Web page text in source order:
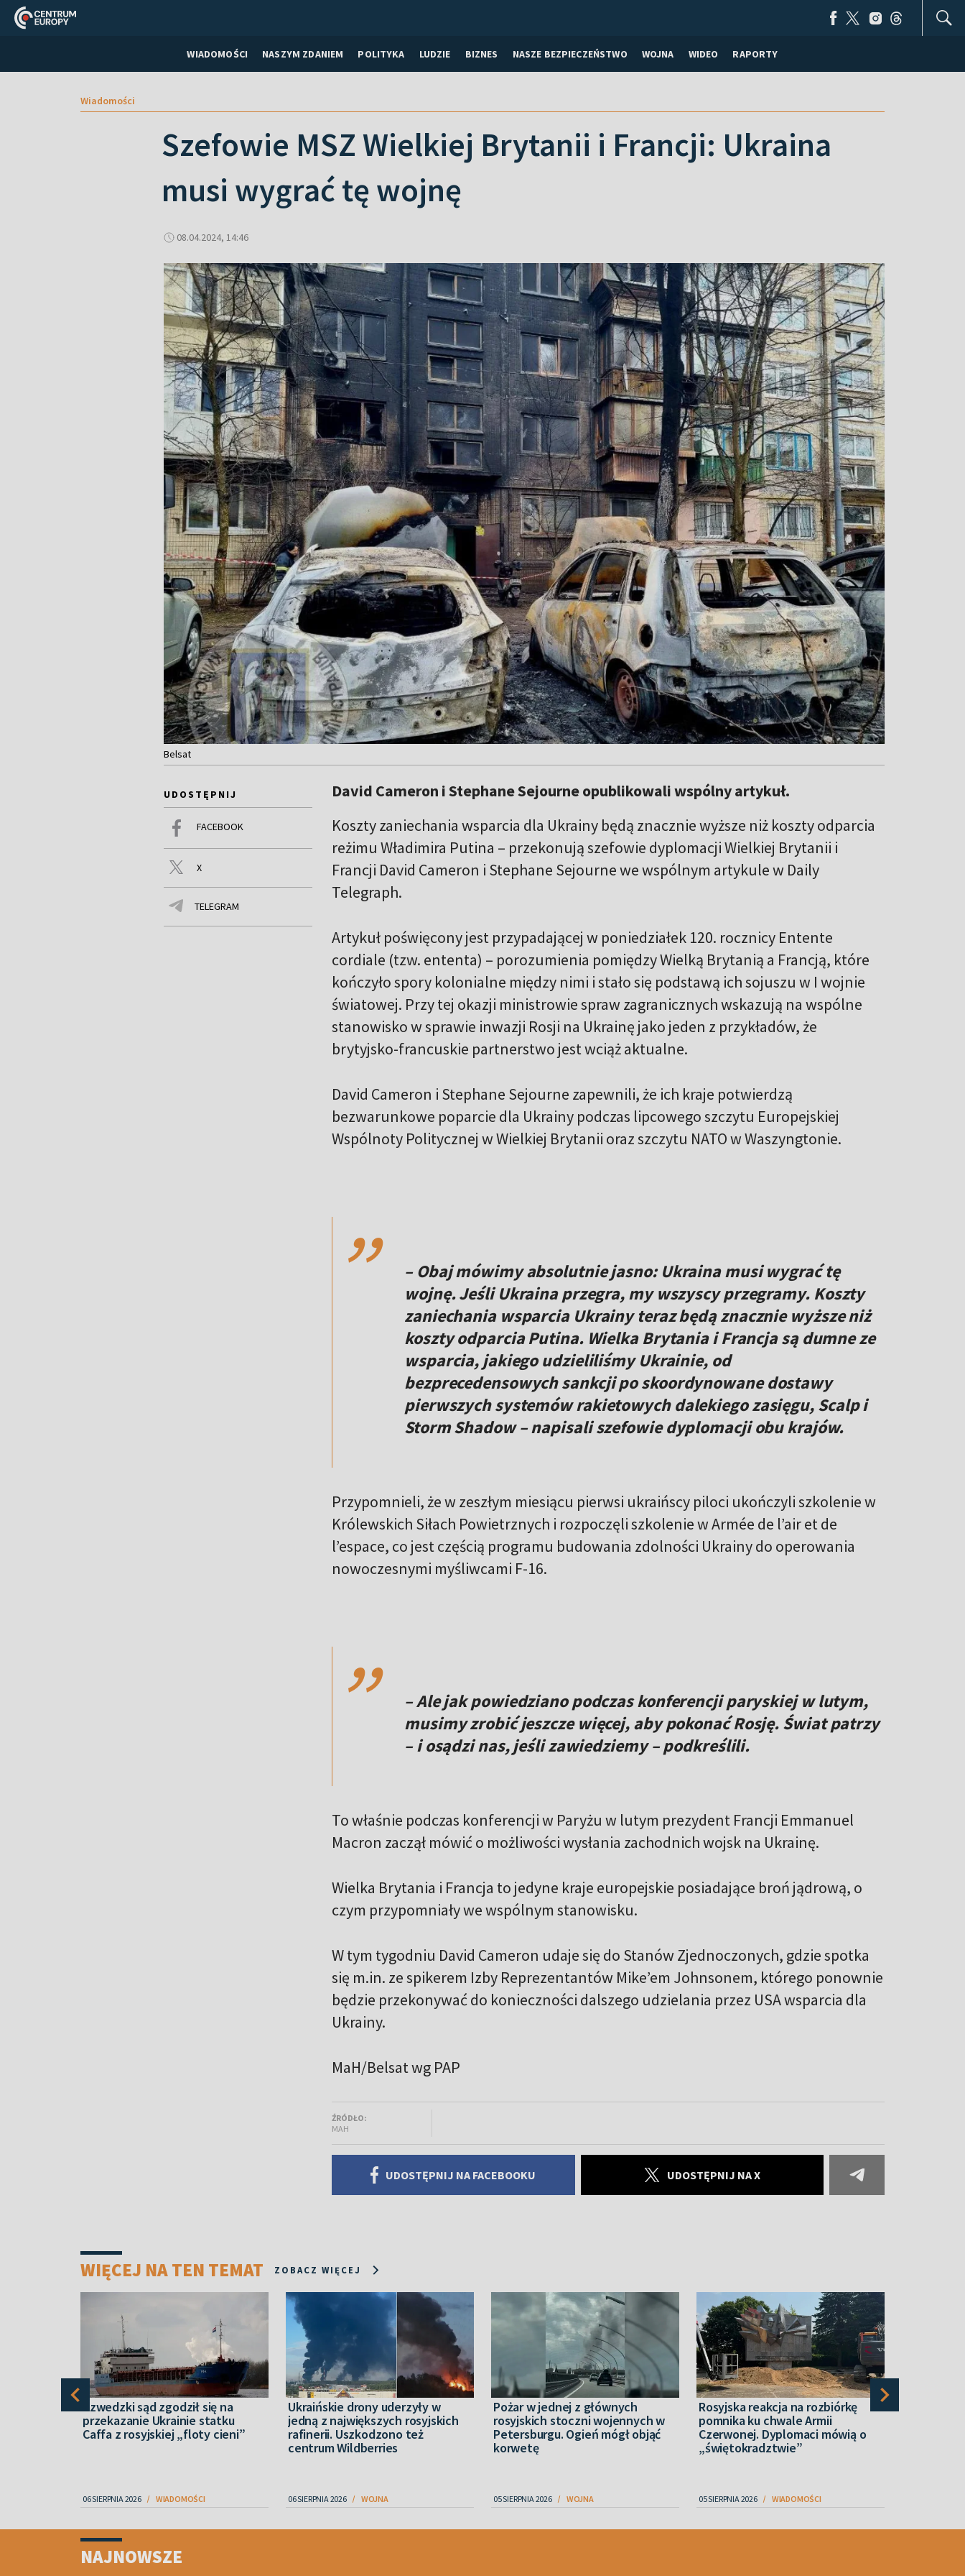
WIADOMOŚCI NASZYM ZDANIEM POLITYKA LUDZIE BIZNES NASZE BEZPIECZEŃSTWO WOJNA WIDEO RAPORTY
Wiadomości
Szefowie MSZ Wielkiej Brytanii i Francji: Ukraina
musi wygrać tę wojnę
08.04.2024, 14:46
Belsat
UDOSTĘPNIJ
FACEBOOK
X
TELEGRAM
David Cameron i Stephane Sejourne opublikowali wspólny artykuł.
Koszty zaniechania wsparcia dla Ukrainy będą znacznie wyższe niż koszty odparcia
reżimu Władimira Putina – przekonują szefowie dyplomacji Wielkiej Brytanii i
Francji David Cameron i Stephane Sejourne we wspólnym artykule w Daily
Telegraph.
Artykuł poświęcony jest przypadającej w poniedziałek 120. rocznicy Entente
cordiale (tzw. ententa) – porozumienia pomiędzy Wielką Brytanią a Francją, które
kończyło spory kolonialne między nimi i stało się podstawą ich sojuszu w I wojnie
światowej. Przy tej okazji ministrowie spraw zagranicznych wskazują na wspólne
stanowisko w sprawie inwazji Rosji na Ukrainę jako jeden z przykładów, że
brytyjsko-francuskie partnerstwo jest wciąż aktualne.
David Cameron i Stephane Sejourne zapewnili, że ich kraje potwierdzą
bezwarunkowe poparcie dla Ukrainy podczas lipcowego szczytu Europejskiej
Wspólnoty Politycznej w Wielkiej Brytanii oraz szczytu NATO w Waszyngtonie.
,,
– Obaj mówimy absolutnie jasno: Ukraina musi wygrać tę
wojnę. Jeśli Ukraina przegra, my wszyscy przegramy. Koszty
zaniechania wsparcia Ukrainy teraz będą znacznie wyższe niż
koszty odparcia Putina. Wielka Brytania i Francja są dumne ze
wsparcia, jakiego udzieliliśmy Ukrainie, od
bezprecedensowych sankcji po skoordynowane dostawy
pierwszych systemów rakietowych dalekiego zasięgu, Scalp i
Storm Shadow – napisali szefowie dyplomacji obu krajów.
Przypomnieli, że w zeszłym miesiącu pierwsi ukraińscy piloci ukończyli szkolenie w
Królewskich Siłach Powietrznych i rozpoczęli szkolenie w Armée de l’air et de
l’espace, co jest częścią programu budowania zdolności Ukrainy do operowania
nowoczesnymi myśliwcami F-16.
,,
– Ale jak powiedziano podczas konferencji paryskiej w lutym,
musimy zrobić jeszcze więcej, aby pokonać Rosję. Świat patrzy
– i osądzi nas, jeśli zawiedziemy – podkreślili.
To właśnie podczas konferencji w Paryżu w lutym prezydent Francji Emmanuel
Macron zaczął mówić o możliwości wysłania zachodnich wojsk na Ukrainę.
Wielka Brytania i Francja to jedyne kraje europejskie posiadające broń jądrową, o
czym przypomniały we wspólnym stanowisku.
W tym tygodniu David Cameron udaje się do Stanów Zjednoczonych, gdzie spotka
się m.in. ze spikerem Izby Reprezentantów Mike’em Johnsonem, którego ponownie
będzie przekonywać do konieczności dalszego udzielania przez USA wsparcia dla
Ukrainy.
MaH/Belsat wg PAP
ŹRÓDŁO:
MAH
UDOSTĘPNIJ NA FACEBOOKU UDOSTĘPNIJ NA X
WIĘCEJ NA TEN TEMAT ZOBACZ WIĘCEJ
Szwedzki sąd zgodził się na
przekazanie Ukrainie statku
Caffa z rosyjskiej „floty cieni”
06 SIERPNIA 2026 WIADOMOŚCI
Ukraińskie drony uderzyły w
jedną z największych rosyjskich
rafinerii. Uszkodzono też
centrum Wildberries
06 SIERPNIA 2026 WOJNA
Pożar w jednej z głównych
rosyjskich stoczni wojennych w
Petersburgu. Ogień mógł objąć
korwetę
05 SIERPNIA 2026 WOJNA
Rosyjska reakcja na rozbiórkę
pomnika ku chwale Armii
Czerwonej. Dyplomaci mówią o
„świętokradztwie”
05 SIERPNIA 2026 WIADOMOŚCI
NAJNOWSZE